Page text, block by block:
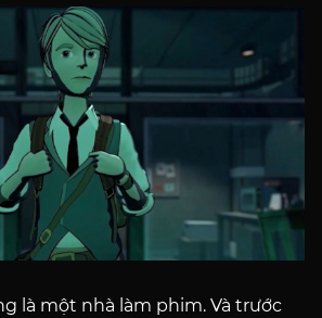
là một nhà làm phim. Và trước